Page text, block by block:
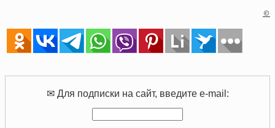
©
✉ Для подписки на сайт, введите e-mail: